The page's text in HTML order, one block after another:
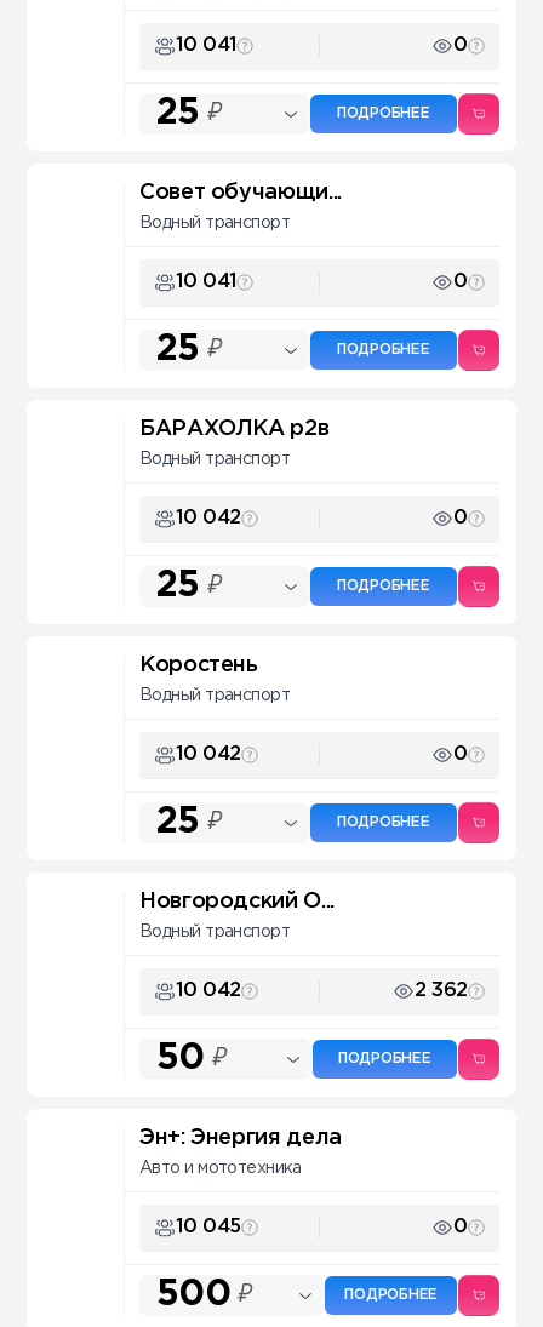
10 041 0
25 ₽ ПОДРОБНЕЕ
Совет обучающи...
Водный транспорт
10 041 0
25 ₽ ПОДРОБНЕЕ
БАРАХОЛКА р2в
Водный транспорт
10 042 0
25 ₽ ПОДРОБНЕЕ
Коростень
Водный транспорт
10 042 0
25 ₽ ПОДРОБНЕЕ
Новгородский О...
Водный транспорт
10 042 2 362
50 ₽ ПОДРОБНЕЕ
Эн+: Энергия дела
Авто и мототехника
10 045 0
500 ₽ ПОДРОБНЕЕ